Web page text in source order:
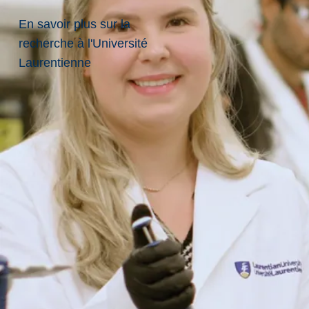
En savoir plus sur la
recherche à l'Université
Laurentienne
Une question ? Nous
sommes là pour vous aider.
Que vous exploriez vos options ou que vous soyez prêt·e
à passer à l’étape suivante, notre équipe de recrutement
se fera un plaisir de répondre à vos questions sur les
programmes, les admissions, les bourses et la vie à la
Laurentienne.